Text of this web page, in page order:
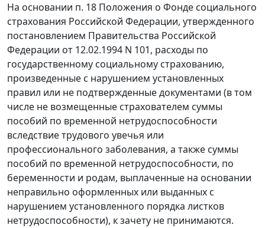
На основании п. 18 Положения о Фонде социального
страхования Российской Федерации, утвержденного
постановлением Правительства Российской
Федерации от 12.02.1994 N 101, расходы по
государственному социальному страхованию,
произведенные с нарушением установленных
правил или не подтвержденные документами (в том
числе не возмещенные страхователем суммы
пособий по временной нетрудоспособности
вследствие трудового увечья или
профессионального заболевания, а также суммы
пособий по временной нетрудоспособности, по
беременности и родам, выплаченные на основании
неправильно оформленных или выданных с
нарушением установленного порядка листков
нетрудоспособности), к зачету не принимаются.